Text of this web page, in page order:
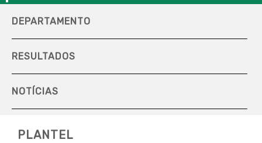
DEPARTAMENTO
RESULTADOS
NOTÍCIAS
PLANTEL